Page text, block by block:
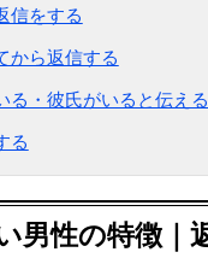
信をする
から返信する
・彼氏がいると伝える
る
男性の特徴｜